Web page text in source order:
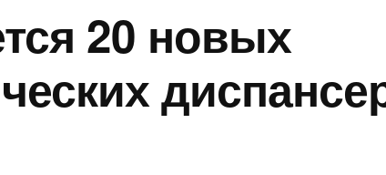
20 новых